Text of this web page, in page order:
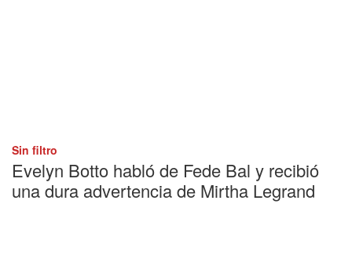
Sin filtro
Evelyn Botto habló de Fede Bal y recibió
una dura advertencia de Mirtha Legrand